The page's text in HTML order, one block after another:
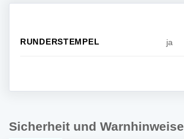
RUNDERSTEMPEL ja
Sicherheit und Warnhinweise